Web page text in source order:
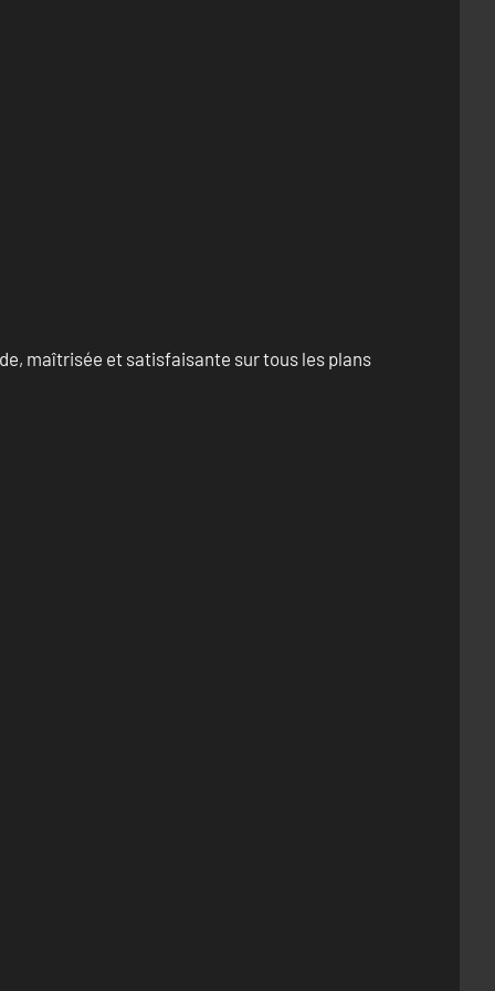
maîtrisée et satisfaisante sur tous les plans